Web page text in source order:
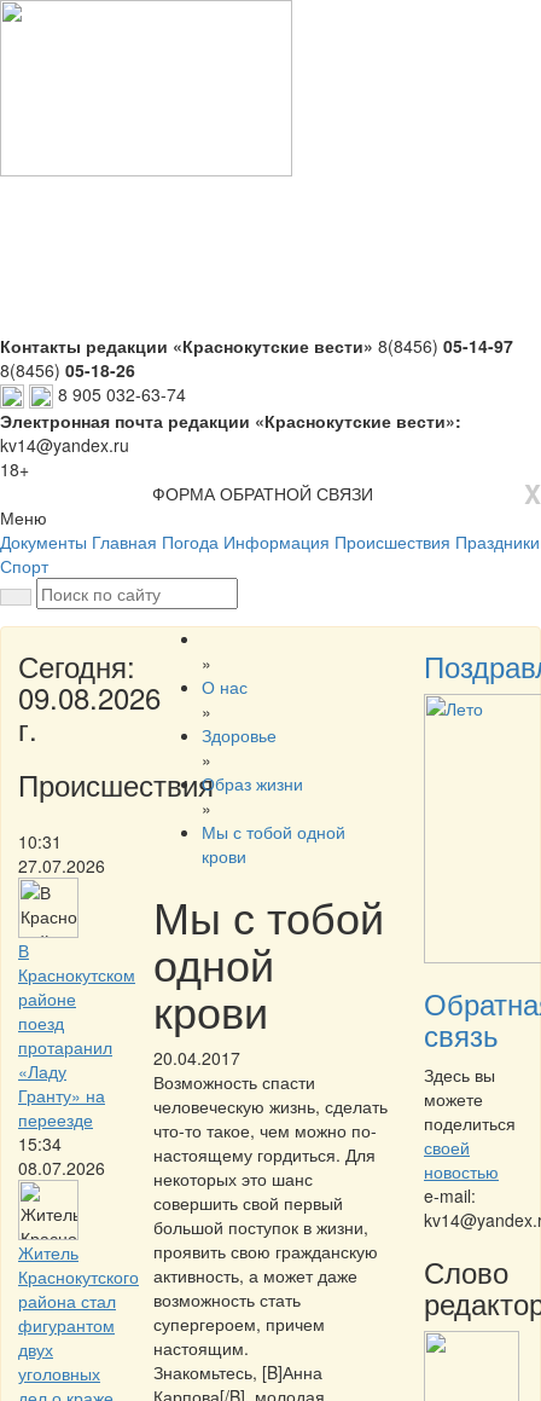
Контакты редакции «Краснокутские вести» 8(8456) 05-14-97
8(8456) 05-18-26
8 905 032-63-74
Электронная почта редакции «Краснокутские вести»:
kv14@yandex.ru
18+
X
ФОРМА ОБРАТНОЙ СВЯЗИ
Меню
Документы Главная Погода Информация Происшествия Праздники
Спорт
Сегодня:
09.08.2026
г.
Происшествия
10:31
27.07.2026
В
Краснокутском
районе
поезд
протаранил
«Ладу
Гранту» на
переезде
15:34
08.07.2026
Житель
Краснокутского
района стал
фигурантом
двух
уголовных
»
О нас
»
Здоровье
»
Образ жизни
»
Мы с тобой одной
крови
Мы с тобой
одной
крови
20.04.2017
Возможность спасти
человеческую жизнь, сделать
что-то такое, чем можно по-
настоящему гордиться. Для
некоторых это шанс
совершить свой первый
большой поступок в жизни,
проявить свою гражданскую
активность, а может даже
возможность стать
супергероем, причем
настоящим.
Знакомьтесь, [B]Анна
связь
Здесь вы
можете
поделиться
своей
новостью
e-mail:
Слово